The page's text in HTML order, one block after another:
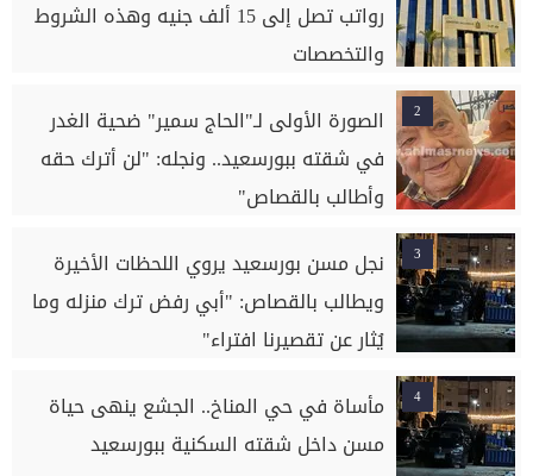
رواتب تصل إلى 15 ألف جنيه وهذه الشروط
والتخصصات
2
الصورة الأولى لـ"الحاج سمير" ضحية الغدر
في شقته ببورسعيد.. ونجله: "لن أترك حقه
وأطالب بالقصاص"
3
نجل مسن بورسعيد يروي اللحظات الأخيرة
ويطالب بالقصاص: "أبي رفض ترك منزله وما
يُثار عن تقصيرنا افتراء"
4
مأساة في حي المناخ.. الجشع ينهى حياة
مسن داخل شقته السكنية ببورسعيد